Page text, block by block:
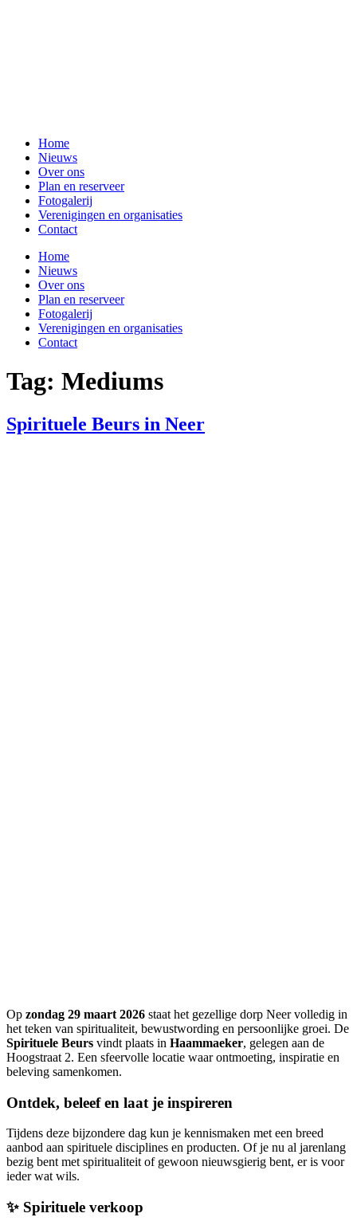
Home
Nieuws
Over ons
Plan en reserveer
Fotogalerij
Verenigingen en organisaties
Contact
Home
Nieuws
Over ons
Plan en reserveer
Fotogalerij
Verenigingen en organisaties
Contact
Tag: Mediums
Spirituele Beurs in Neer
Op zondag 29 maart 2026 staat het gezellige dorp Neer volledig in
het teken van spiritualiteit, bewustwording en persoonlijke groei. De
Spirituele Beurs vindt plaats in Haammaeker, gelegen aan de
Hoogstraat 2. Een sfeervolle locatie waar ontmoeting, inspiratie en
beleving samenkomen.
Ontdek, beleef en laat je inspireren
Tijdens deze bijzondere dag kun je kennismaken met een breed
aanbod aan spirituele disciplines en producten. Of je nu al jarenlang
bezig bent met spiritualiteit of gewoon nieuwsgierig bent, er is voor
ieder wat wils.
✨ Spirituele verkoop